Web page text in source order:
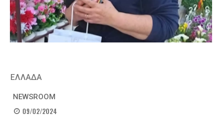
ΕΛΛΑΔΑ
NEWSROOM
09/02/2024